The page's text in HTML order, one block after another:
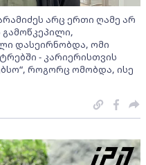
არც ერთი ღამე არ
გამოწკეპილი,
დასეირნობდა, ომი
- კარიერისთვის
როგორც ომობდა, ისე